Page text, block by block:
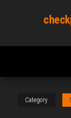
content
Category